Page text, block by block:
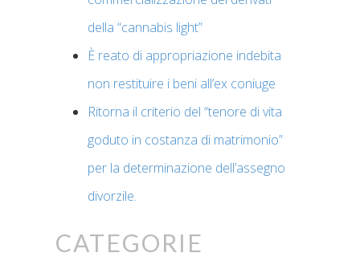
della “cannabis light”
È reato di appropriazione indebita
non restituire i beni all’ex coniuge
Ritorna il criterio del “tenore di vita
goduto in costanza di matrimonio”
per la determinazione dell’assegno
divorzile.
Categorie